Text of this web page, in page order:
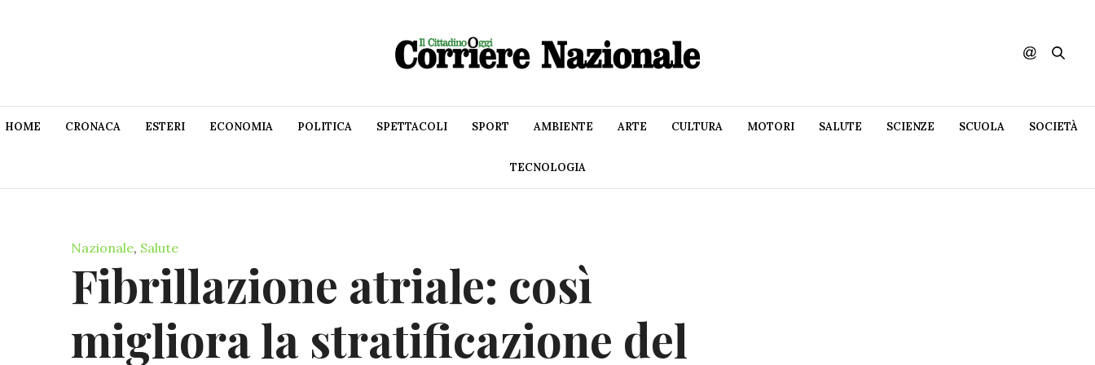
HOME CRONACA ESTERI ECONOMIA POLITICA SPETTACOLI SPORT AMBIENTE ARTE CULTURA MOTORI SALUTE SCIENZE SCUOLA SOCIETÀ
TECNOLOGIA
Nazionale, Salute
Fibrillazione atriale: così
migliora la stratificazione del